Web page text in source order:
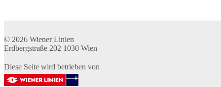
© 2026 Wiener Linien
Erdbergstraße 202 1030 Wien
Diese Seite wird betrieben von